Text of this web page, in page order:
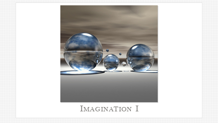
Imagination I